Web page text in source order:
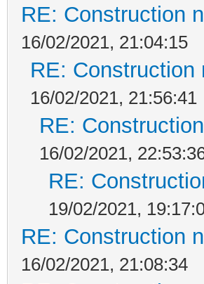
RE: Construction
16/02/2021, 21:04:15
RE:
16/02/2021, 21:56:41
RE:
16/02/2021,
RE:
19/02/2021,
RE: Construction
16/02/2021, 21:08:34